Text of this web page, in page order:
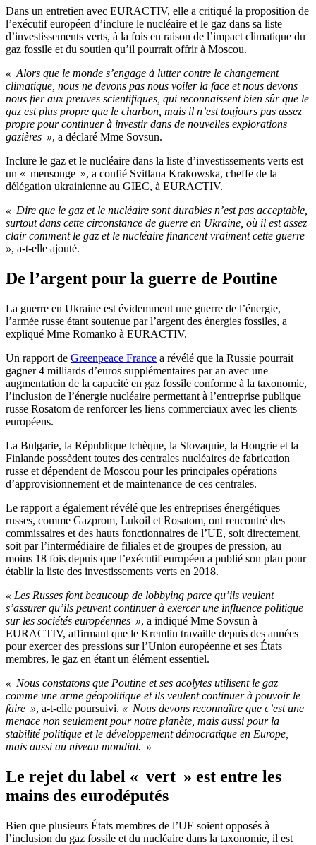
Dans un entretien avec EURACTIV, elle a critiqué la proposition de
l’exécutif européen d’inclure le nucléaire et le gaz dans sa liste
d’investissements verts, à la fois en raison de l’impact climatique du
gaz fossile et du soutien qu’il pourrait offrir à Moscou.
« Alors que le monde s’engage à lutter contre le changement
climatique, nous ne devons pas nous voiler la face et nous devons
nous fier aux preuves scientifiques, qui reconnaissent bien sûr que le
gaz est plus propre que le charbon, mais il n’est toujours pas assez
propre pour continuer à investir dans de nouvelles explorations
gazières », a déclaré Mme Sovsun.
Inclure le gaz et le nucléaire dans la liste d’investissements verts est
un « mensonge », a confié Svitlana Krakowska, cheffe de la
délégation ukrainienne au GIEC, à EURACTIV.
« Dire que le gaz et le nucléaire sont durables n’est pas acceptable,
surtout dans cette circonstance de guerre en Ukraine, où il est assez
clair comment le gaz et le nucléaire financent vraiment cette guerre
», a-t-elle ajouté.
De l’argent pour la guerre de Poutine
La guerre en Ukraine est évidemment une guerre de l’énergie,
l’armée russe étant soutenue par l’argent des énergies fossiles, a
expliqué Mme Romanko à EURACTIV.
Un rapport de Greenpeace France a révélé que la Russie pourrait
gagner 4 milliards d’euros supplémentaires par an avec une
augmentation de la capacité en gaz fossile conforme à la taxonomie,
l’inclusion de l’énergie nucléaire permettant à l’entreprise publique
russe Rosatom de renforcer les liens commerciaux avec les clients
européens.
La Bulgarie, la République tchèque, la Slovaquie, la Hongrie et la
Finlande possèdent toutes des centrales nucléaires de fabrication
russe et dépendent de Moscou pour les principales opérations
d’approvisionnement et de maintenance de ces centrales.
Le rapport a également révélé que les entreprises énergétiques
russes, comme Gazprom, Lukoil et Rosatom, ont rencontré des
commissaires et des hauts fonctionnaires de l’UE, soit directement,
soit par l’intermédiaire de filiales et de groupes de pression, au
moins 18 fois depuis que l’exécutif européen a publié son plan pour
établir la liste des investissements verts en 2018.
« Les Russes font beaucoup de lobbying parce qu’ils veulent
s’assurer qu’ils peuvent continuer à exercer une influence politique
sur les sociétés européennes », a indiqué Mme Sovsun à
EURACTIV, affirmant que le Kremlin travaille depuis des années
pour exercer des pressions sur l’Union européenne et ses États
membres, le gaz en étant un élément essentiel.
« Nous constatons que Poutine et ses acolytes utilisent le gaz
comme une arme géopolitique et ils veulent continuer à pouvoir le
faire », a-t-elle poursuivi. « Nous devons reconnaître que c’est une
menace non seulement pour notre planète, mais aussi pour la
stabilité politique et le développement démocratique en Europe,
mais aussi au niveau mondial. »
Le rejet du label « vert » est entre les
mains des eurodéputés
Bien que plusieurs États membres de l’UE soient opposés à
l’inclusion du gaz fossile et du nucléaire dans la taxonomie, il est